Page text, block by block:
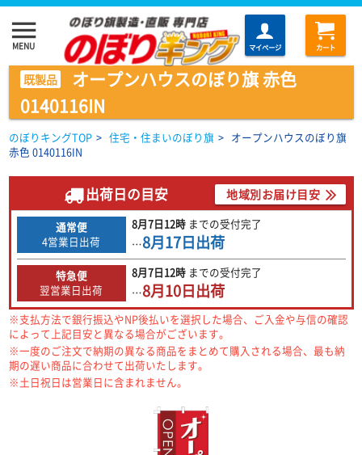
menu
MENU マイページ カート
既製品
オープンハウスのぼり旗 赤色
0140116IN
のぼりキングTOP > 住宅・住まいのぼり旗 > オープンハウスのぼり旗
赤色 0140116IN
出荷日の目安 地域別お届け目安
通常便
4営業日出荷
8月7日12時 までの受付完了
…8月17日出荷
特急便
翌営業日出荷
8月7日12時 までの受付完了
…8月10日出荷
※支払方法で銀行振込やNP後払いを選択した場合、ご入金や与信の確認
によって上記目安と異なる場合がございます。
※一度のご注文で納期の異なる商品をまとめて購入される場合、最も納
期の遅い商品に合わせて出荷いたします。
※土日祝日は営業日に含まれません。